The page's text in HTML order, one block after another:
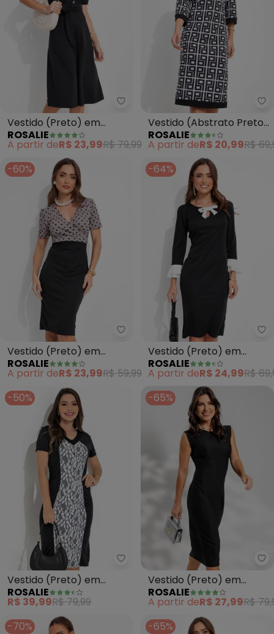
Rosalie - Vestido (Preto) em
Vestido (Preto) em
Malha
ROSALIE
A partir deR$ 23,99R$ 79,99
Vestido (Abstrato Preto
e Branco) em Malha
ROSALIE
A partir deR$ 20,99R$
-60%
Rosalie - Vestido (Preto) em
Vestido (Preto) em
Malha
ROSALIE
A partir deR$ 23,99R$ 59,99
-64%
Vestido (Preto) em
Malha
ROSALIE
A partir deR$ 24,99R$
-50%
Rosalie - Vestido (Preto) em
Vestido (Preto) em
Malha
ROSALIE
R$ 39,99R$ 79,99
-65%
Vestido (Preto) em
Malha Colméia
ROSALIE
A partir deR$ 27,99R$
-70%
-65%